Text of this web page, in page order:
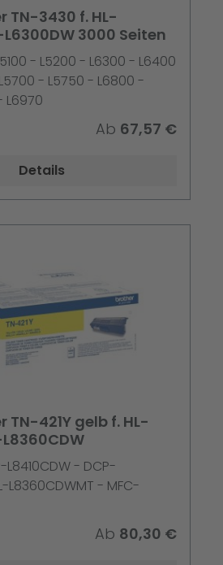
TN-3430 f. HL-
3000 Seiten
- L5200 - L6300 - L6400
- L5750 - L6800 -
L6970
Ab 67,57 €
Details
TN-421Y gelb f. HL-
- DCP-
L8360CDWMT - MFC-
Ab 80,30 €